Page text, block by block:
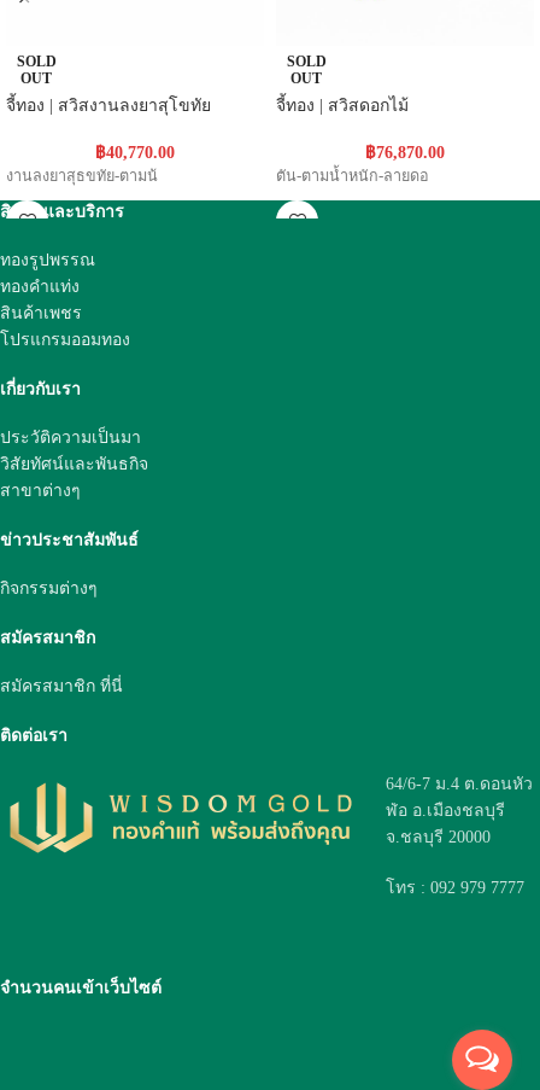
SOLD
OUT
จี้ทอง | สวิสงานลงยาสุโขทัย
฿40,770.00
งานลงยาสุธขทัย-ตามน้
SOLD
OUT
จี้ทอง | สวิสดอกไม้
฿76,870.00
ตัน-ตามน้ำหนัก-ลายดอ
สินค้าและบริการ
ทองรูปพรรณ
ทองคำแท่ง
สินค้าเพชร
โปรแกรมออมทอง
เกี่ยวกับเรา
ประวัติความเป็นมา
วิสัยทัศน์และพันธกิจ
สาขาต่างๆ
ข่าวประชาสัมพันธ์
กิจกรรมต่างๆ
สมัครสมาชิก
สมัครสมาชิก ที่นี่
ติดต่อเรา
64/6-7 ม.4 ต.ดอนหัว
ฬ่อ อ.เมืองชลบุรี
จ.ชลบุรี 20000
โทร : 092 979 7777
จำนวนคนเข้าเว็บไซต์